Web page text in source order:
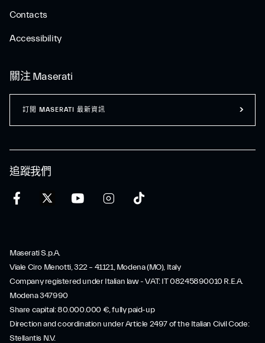
Contacts
Accessibility
追蹤我們
關注 Maserati
訂閲 MASERATI 最新資訊
Maserati S.p.A.
Viale Ciro Menotti, 322 – 41121, Modena (MO), Italy
Company registered under Italian law - VAT: IT 08245890010 R.E.A.
Modena 347990
Share capital: 80.000.000 €, fully paid-up
Direction and coordination under Article 2497 of the Italian Civil Code:
Stellantis N.V.